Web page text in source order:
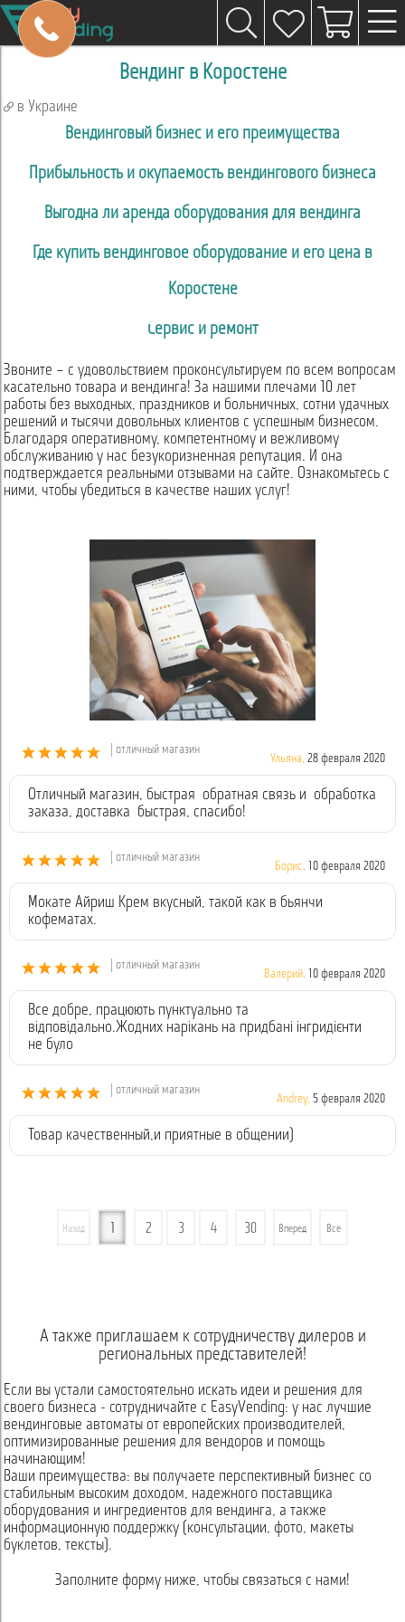
Вендинг в Коростене
в Украине
Вендинговый бизнес и его преимущества
Прибыльность и окупаемость вендингового бизнеса
Выгодна ли аренда оборудования для вендинга
Где купить вендинговое оборудование и его цена в
Коростене
Сервис и ремонт
Звоните – с удовольствием проконсультируем по всем вопросам
касательно товара и вендинга! За нашими плечами 10 лет
работы без выходных, праздников и больничных, сотни удачных
решений и тысячи довольных клиентов с успешным бизнесом.
Благодаря оперативному, компетентному и вежливому
обслуживанию у нас безукоризненная репутация. И она
подтверждается реальными отзывами на сайте. Ознакомьтесь с
ними, чтобы убедиться в качестве наших услуг!
| отличный магазин
Ульяна, 28 февраля 2020
Отличный магазин, быстрая обратная связь и обработка
заказа, доставка быстрая, спасибо!
| отличный магазин
Борис, 10 февраля 2020
Мокате Айриш Крем вкусный, такой как в бьянчи
кофематах.
| отличный магазин
Валерий, 10 февраля 2020
Все добре, працюють пунктуально та
відповідально.Жодних нарікань на придбані інгридієнти
не було
| отличный магазин
Andrey, 5 февраля 2020
Товар качественный,и приятные в общении)
Назад 2 3 4 30 Вперед Все
А также приглашаем к сотрудничеству дилеров и
региональных представителей!
Если вы устали самостоятельно искать идеи и решения для
своего бизнеса - сотрудничайте с EasyVending: у нас лучшие
вендинговые автоматы от европейских производителей,
оптимизированные решения для вендоров и помощь
начинающим!
Ваши преимущества: вы получаете перспективный бизнес со
стабильным высоким доходом, надежного поставщика
оборудования и ингредиентов для вендинга, а также
информационную поддержку (консультации, фото, макеты
буклетов, тексты).
Заполните форму ниже, чтобы связаться с нами!